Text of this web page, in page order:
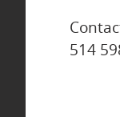
514